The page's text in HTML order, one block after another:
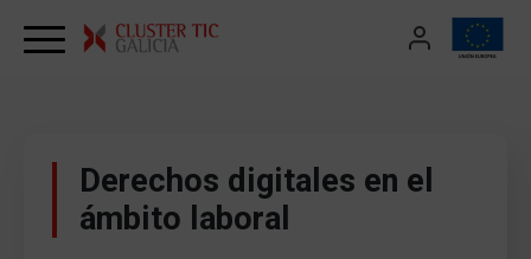
Derechos digitales en el
ámbito laboral